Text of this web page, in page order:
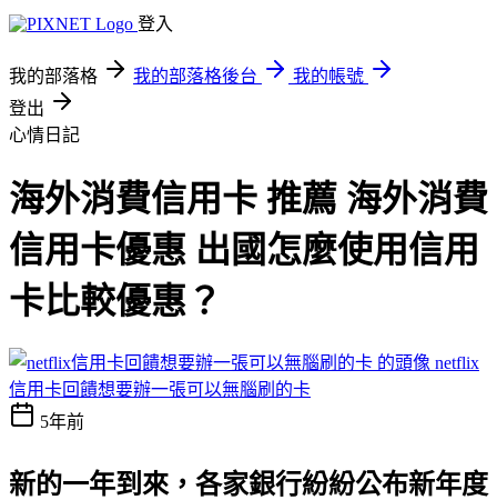
登入
我的部落格 我的部落格後台
我的帳號
登出
心情日記
海外消費信用卡 推薦 海外消費
信用卡優惠 出國怎麼使用信用
卡比較優惠？
netflix
信用卡回饋想要辦一張可以無腦刷的卡
5年前
新的一年到來，各家銀行紛紛公布新年度